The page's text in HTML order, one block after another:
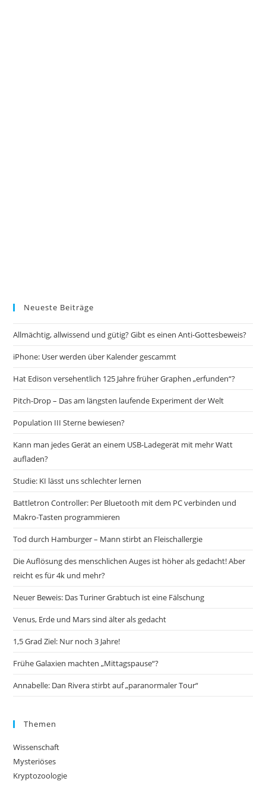
Neueste Beiträge
Allmächtig, allwissend und gütig? Gibt es einen Anti-Gottesbeweis?
iPhone: User werden über Kalender gescammt
Hat Edison versehentlich 125 Jahre früher Graphen „erfunden“?
Pitch-Drop – Das am längsten laufende Experiment der Welt
Population III Sterne bewiesen?
Kann man jedes Gerät an einem USB-Ladegerät mit mehr Watt
aufladen?
Studie: KI lässt uns schlechter lernen
Battletron Controller: Per Bluetooth mit dem PC verbinden und
Makro-Tasten programmieren
Tod durch Hamburger – Mann stirbt an Fleischallergie
Die Auflösung des menschlichen Auges ist höher als gedacht! Aber
reicht es für 4k und mehr?
Neuer Beweis: Das Turiner Grabtuch ist eine Fälschung
Venus, Erde und Mars sind älter als gedacht
1,5 Grad Ziel: Nur noch 3 Jahre!
Frühe Galaxien machten „Mittagspause“?
Annabelle: Dan Rivera stirbt auf „paranormaler Tour“
Themen
Wissenschaft
Mysteriöses
Kryptozoologie